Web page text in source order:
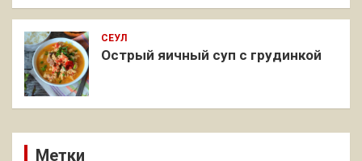
СЕУЛ
Острый яичный суп с грудинкой
Метки